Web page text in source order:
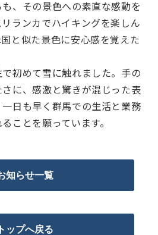
、その景色への素直な感動を
ランカでハイキングを楽しん
と似た景色に安心感を覚えた
初めて雪に触れました。手の
に、感激と驚きが混じった表
日も早く群馬での生活と業務
ことを願っています。
知らせ一覧
トップへ戻る